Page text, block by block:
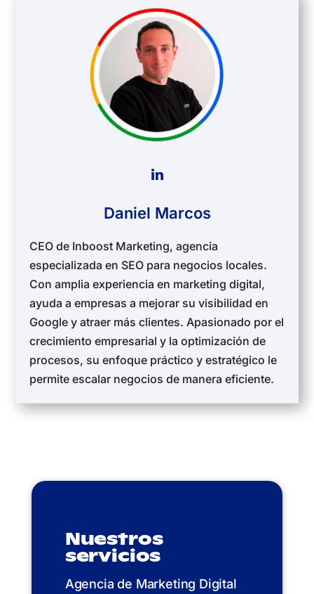
Daniel Marcos
CEO de Inboost Marketing, agencia
especializada en SEO para negocios locales.
Con amplia experiencia en marketing digital,
ayuda a empresas a mejorar su visibilidad en
Google y atraer más clientes. Apasionado por el
crecimiento empresarial y la optimización de
procesos, su enfoque práctico y estratégico le
permite escalar negocios de manera eficiente.
Nuestros
servicios
Agencia de Marketing Digital